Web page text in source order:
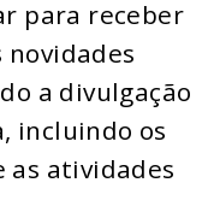
para receber
a divulgação
incluindo os
as atividades